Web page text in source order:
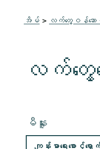
အိမ် > လက်တွေ့ဝန်ဆောင်
လက်တွေ့
မီနူး
ကျန်းမာရေးစောင့်